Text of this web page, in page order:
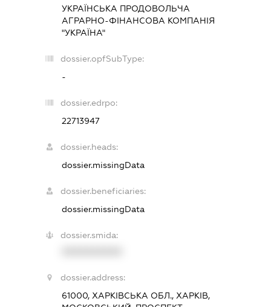
УКРАЇНСЬКА ПРОДОВОЛЬЧА
АГРАРНО-ФІНАНСОВА КОМПАНІЯ
"УКРАЇНА"
dossier.opfSubType:
-
dossier.edrpo:
22713947
dossier.heads:
dossier.missingData
dossier.beneficiaries:
dossier.missingData
dossier.smida:
dossier.address:
61000, ХАРКІВСЬКА ОБЛ., ХАРКІВ,